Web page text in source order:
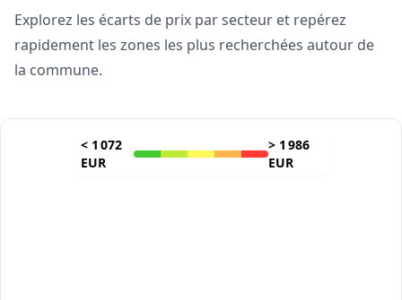
Explorez les écarts de prix par secteur et repérez
rapidement les zones les plus recherchées autour de
la commune.
< 1 072
EUR
> 1 986
EUR